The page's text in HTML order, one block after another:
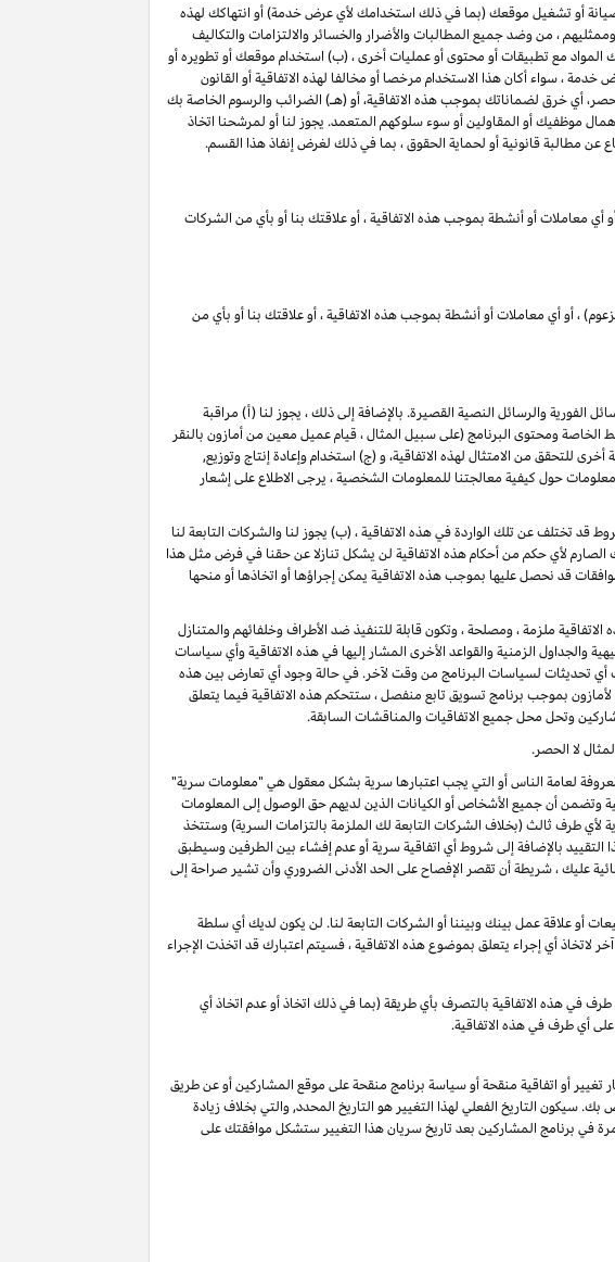
أو تشغيل موقعك (بما في ذلك استخدامك لأي عرض خدمة) أو انتهاكك لهذه
، من وضد جميع المطالبات والأضرار والخسائر والالتزامات والتكاليف
مع تطبيقات أو محتوى أو عمليات أخرى ، (ب) استخدام موقعك أو تطويره أو
، سواء أكان هذا الاستخدام مرخصا أو مخالفا لهذه الاتفاقية أو القانون
أي خرق لضماناتك بموجب هذه الاتفاقية، أو (هـ) الضرائب والرسوم الخاصة بك
موظفيك أو المقاولين أو سوء سلوكهم المتعمد. يجوز لنا أو لمرشحنا اتخاذ
مطالبة قانونية أو لحماية الحقوق ، بما في ذلك لغرض إنفاذ هذا القسم.
أي معاملات أو أنشطة بموجب هذه الاتفاقية ، أو علاقتك بنا أو بأي من الشركات
، أو أي معاملات أو أنشطة بموجب هذه الاتفاقية ، أو علاقتك بنا أو بأي من
الفورية والرسائل النصية القصيرة. بالإضافة إلى ذلك ، يجوز لنا (أ) مراقبة
ومحتوى البرنامج (على سبيل المثال ، قيام عميل معين من أمازون بالنقر
من الامتثال لهذه الاتفاقية، و (ج) استخدام وإعادة إنتاج وتوزيع,
حول كيفية معالجتنا للمعلومات الشخصية ، يرجى الاطلاع على إشعار
تختلف عن تلك الواردة في هذه الاتفاقية ، (ب) يجوز لنا والشركات التابعة لنا
لأي حكم من أحكام هذه الاتفاقية لن يشكل تنازلا عن حقنا في فرض مثل هذا
قد نحصل عليها بموجب هذه الاتفاقية يمكن إجراؤها أو اتخاذها أو منحها
ملزمة ، ومصلحة ، وتكون قابلة للتنفيذ ضد الأطراف وخلفائهم والمتنازل
الزمنية والقواعد الأخرى المشار إليها في هذه الاتفاقية وأي سياسات
أي تحديثات لسياسات البرنامج من وقت لآخر. في حالة وجود أي تعارض بين هذه
بموجب برنامج تسويق تابع منفصل ، ستتحكم هذه الاتفاقية فيما يتعلق
وتحل محل جميع الاتفاقيات والمناقشات السابقة.
لا الحصر.
معروفة لعامة الناس أو التي يجب اعتبارها سرية بشكل معقول هي "معلومات سرية"
وتضمن أن جميع الأشخاص أو الكيانات الذين لديهم حق الوصول إلى المعلومات
طرف ثالث (بخلاف الشركات التابعة لك الملزمة بالتزامات السرية) وستتخذ
بالإضافة إلى شروط أي اتفاقية سرية أو عدم إفشاء بين الطرفين وسيطبق
قضائية عليك ، شريطة أن تقصر الإفصاح على الحد الأدنى الضروري وأن تشير صراحة إلى
أو علاقة عمل بينك وبيننا أو الشركات التابعة لنا. لن يكون لديك أي سلطة
أي إجراء يتعلق بموضوع هذه الاتفاقية ، فسيتم اعتبارك قد اتخذت الإجراء
في هذه الاتفاقية بالتصرف بأي طريقة (بما في ذلك اتخاذ أو عدم اتخاذ أي
أي طرف في هذه الاتفاقية.
أو اتفاقية منقحة أو سياسة برنامج منقحة على موقع المشاركين أو عن طريق
سيكون التاريخ الفعلي لهذا التغيير هو التاريخ المحدد, والتي بخلاف زيادة
في برنامج المشاركين بعد تاريخ سريان هذا التغيير ستشكل موافقتك على